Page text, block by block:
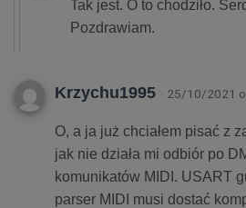
Tak jest. O to chodziło.
Pozdrawiam.
Krzychu1995 · 25/10/2021
O, a ja już chciałem pisać z
jak nie działa mi odbiór po
komunikatów MIDI. USART
parser MIDI musi dostać